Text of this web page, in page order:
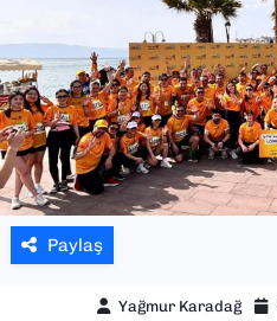
Paylaş
Yağmur Karadağ
YAŞAM
YEREL YÖNETİMLER